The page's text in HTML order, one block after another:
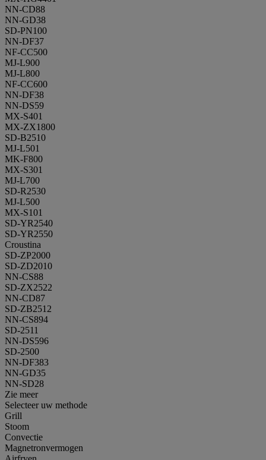
NN-CD88
NN-GD38
SD-PN100
NN-DF37
NF-CC500
MJ-L900
MJ-L800
NF-CC600
NN-DF38
NN-DS59
MX-S401
MX-ZX1800
SD-B2510
MJ-L501
MK-F800
MX-S301
MJ-L700
SD-R2530
MJ-L500
MX-S101
SD-YR2540
SD-YR2550
Croustina
SD-ZP2000
SD-ZD2010
NN-CS88
SD-ZX2522
NN-CD87
SD-ZB2512
NN-CS894
SD-2511
NN-DS596
SD-2500
NN-DF383
NN-GD35
NN-SD28
Zie meer
Selecteer uw methode
Grill
Stoom
Convectie
Magnetronvermogen